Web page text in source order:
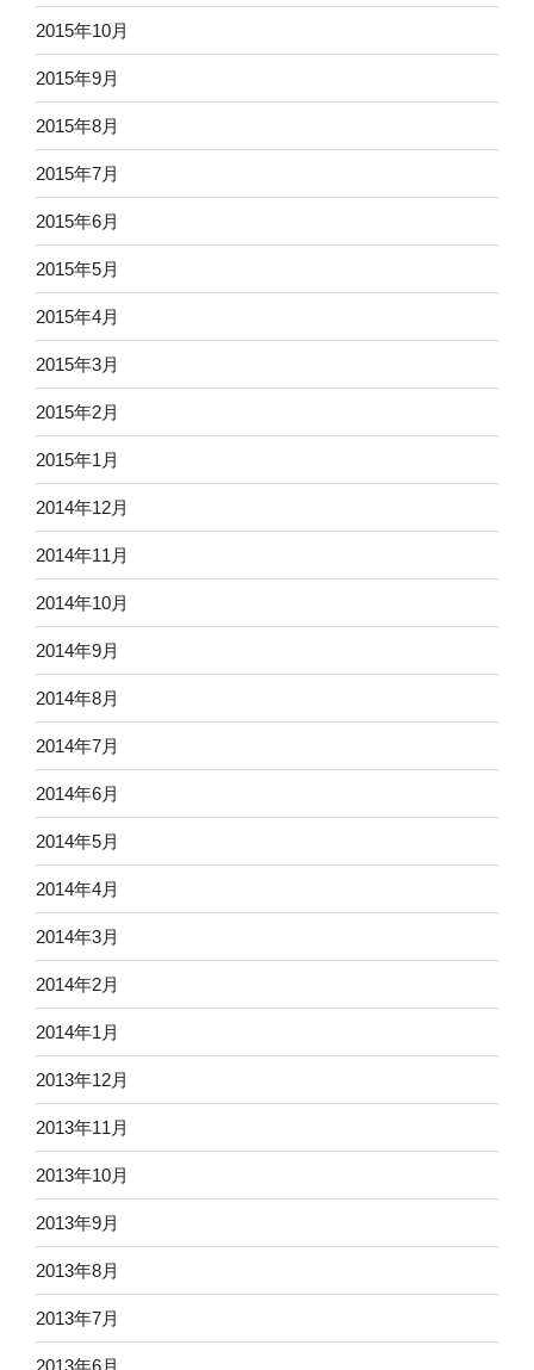
2015年10月
2015年9月
2015年8月
2015年7月
2015年6月
2015年5月
2015年4月
2015年3月
2015年2月
2015年1月
2014年12月
2014年11月
2014年10月
2014年9月
2014年8月
2014年7月
2014年6月
2014年5月
2014年4月
2014年3月
2014年2月
2014年1月
2013年12月
2013年11月
2013年10月
2013年9月
2013年8月
2013年7月
2013年6月